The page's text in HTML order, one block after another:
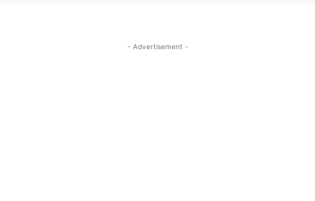
- Advertisement -